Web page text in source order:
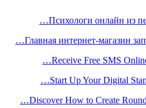
Психологи онлайн из
Главная интернет-магазин
Receive Free SMS
Start Up Your Digital
Discover How to Create